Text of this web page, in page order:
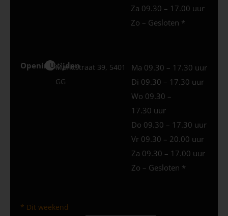
Za 09.30 – 17.00 uur
Zo – Gesloten *
Openingstijden
Uden
Marktstraat 39, 5401
GG
Ma 09.30 – 17.30 uur
Di 09.30 – 17.30 uur
Wo 09.30 –
17.30 uur
Do 09.30 – 17.30 uur
Vr 09.30 – 20.00 uur
Za 09.30 – 17.00 uur
Zo – Gesloten *
* Dit weekend